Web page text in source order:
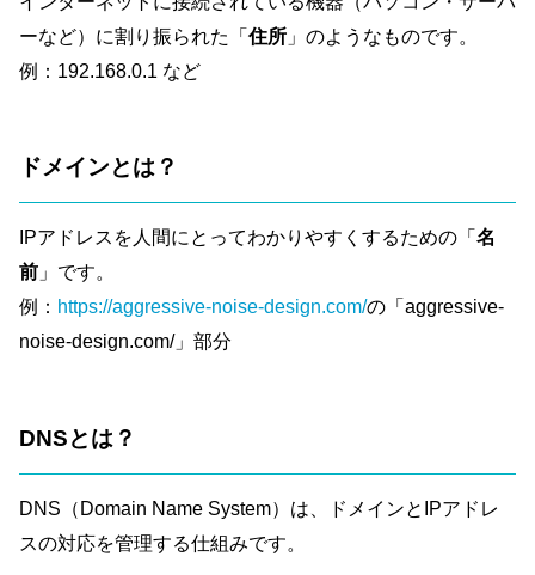
ーなど）に割り振られた「 住所 」のようなものです。
例：192.168.0.1 など
ドメインとは？
IPアドレスを人間にとってわかりやすくするための「 名
前 」です。
例： https://aggressive-noise-design.com/の「aggressive-
noise-design.com/」部分
DNSとは？
DNS（Domain Name System）は、ドメインとIPアドレ
スの対応を管理する仕組みです。